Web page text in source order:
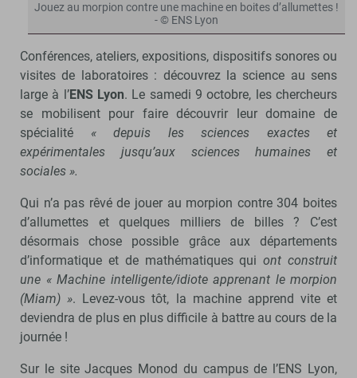
Jouez au morpion contre une machine en boites d’allumettes !
- © ENS Lyon
Conférences, ateliers, expositions, dispositifs sonores ou
visites de laboratoires : découvrez la science au sens
large à l’ENS Lyon. Le samedi 9 octobre, les chercheurs
se mobilisent pour faire découvrir leur domaine de
spécialité « depuis les sciences exactes et
expérimentales jusqu’aux sciences humaines et
sociales ».
Qui n’a pas rêvé de jouer au morpion contre 304 boites
d’allumettes et quelques milliers de billes ? C’est
désormais chose possible grâce aux départements
d’informatique et de mathématiques quiont construit
une « Machine intelligente/idiote apprenant le morpion
(Miam) ». Levez-vous tôt, la machine apprend vite et
deviendra de plus en plus difficile à battre au cours de la
journée !
Sur le site Jacques Monod du campus de l’ENS Lyon,